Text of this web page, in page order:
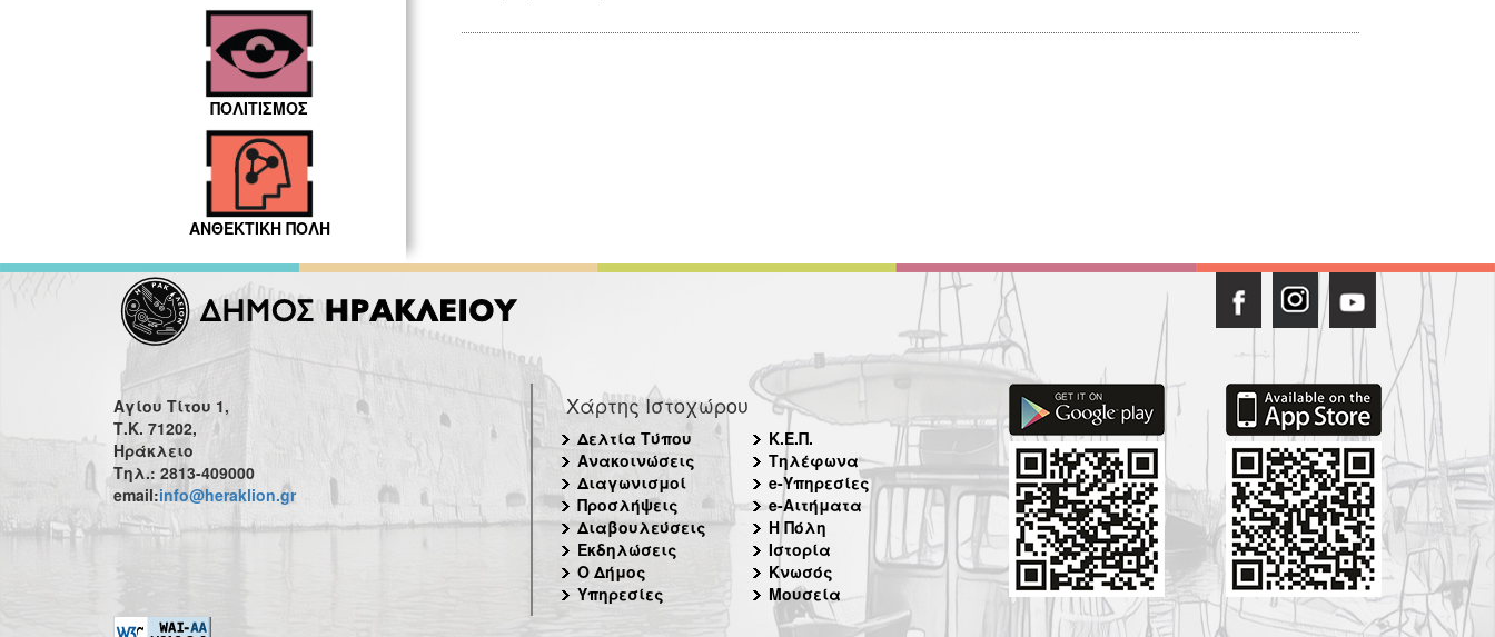
ΠΟΛΙΤΙΣΜΟΣ
ΑΝΘΕΚΤΙΚΗ ΠΟΛΗ
Αγίου Τίτου 1,
Τ.Κ. 71202,
Ηράκλειο
Τηλ.: 2813-409000
email:info@heraklion.gr
Χάρτης Ιστοχώρου
Δελτία Τύπου
Ανακοινώσεις
Διαγωνισμοί
Προσλήψεις
Διαβουλεύσεις
Εκδηλώσεις
Ο Δήμος
Υπηρεσίες
Κ.Ε.Π.
Τηλέφωνα
e-Υπηρεσίες
e-Αιτήματα
Η Πόλη
Ιστορία
Κνωσός
Μουσεία